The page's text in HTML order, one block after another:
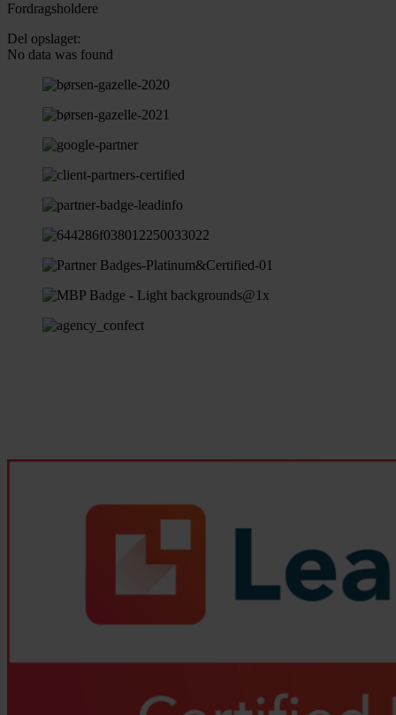
Fordragsholdere
Del opslaget:
No data was found